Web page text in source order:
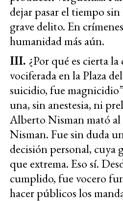
dejar pasar el tiempo
grave delito. En
humanidad más aún.
III. ¿Por qué es cierta
vociferada en la Plaza
suicidio, fue
una, sin anestesia, ni
Alberto Nisman mató
Nisman. Fue sin duda
decisión personal, cuya
que extrema. Eso sí.
cumplido, fue vocero
hacer públicos los